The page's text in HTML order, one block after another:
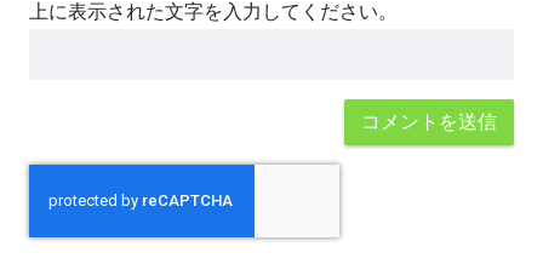
上に表示された文字を入力してください。